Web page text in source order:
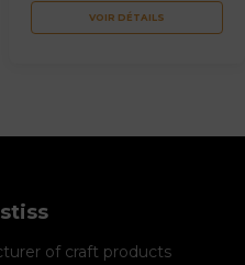
VOIR DÉTAILS
of craft products